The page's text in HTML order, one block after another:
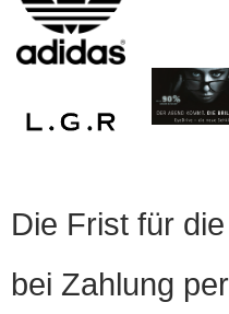
Die Frist für
bei Zahlung